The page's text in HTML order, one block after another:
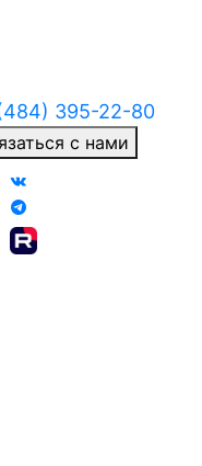
395-22-80
с нами